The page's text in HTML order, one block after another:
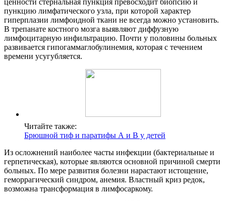
ценности стернальная пункция превосходит биопсию и
пункцию лимфатического узла, при которой характер
гиперплазии лимфоидной ткани не всегда можно установить.
В трепанате костного мозга выявляют диффузную
лимфоцитарную инфильтрацию. Почти у половины больных
развивается гипогаммаглобулинемия, которая с течением
времени усугубляется.
Читайте также:
Брюшной тиф и паратифы А и В у детей
Из осложнений наиболее часты инфекции (бактериальные и
герпетическая), которые являются основной причиной смерти
больных. По мере развития болезни нарастают истощение,
геморрагический синдром, анемия. Властный криз редок,
возможна трансформация в лимфосаркому.